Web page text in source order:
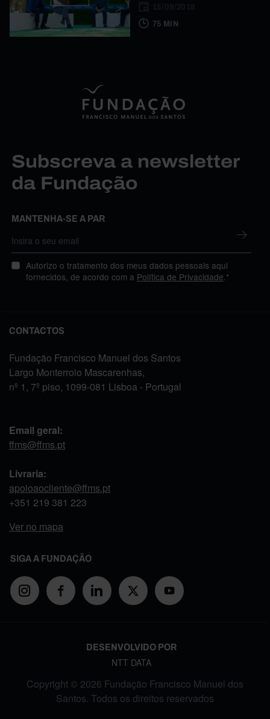
75 MIN
Subscreva a newsletter
da Fundação
MANTENHA-SE A PAR
Autorizo o tratamento dos meus dados pessoais aqui
fornecidos, de acordo com a Política de Privacidade.*
CONTACTOS
Fundação Francisco Manuel dos Santos
Largo Monterroio Mascarenhas,
nº 1, 7º piso, 1099-081 Lisboa - Portugal
Email geral:
ffms@ffms.pt
Livraria:
apoioaocliente@ffms.pt
+351 219 381 223
Ver no mapa
SIGA A FUNDAÇÃO
DESENVOLVIDO POR
NTT DATA
Copyright © 2026 Fundação Francisco Manuel dos
Santos. Todos os direitos reservados